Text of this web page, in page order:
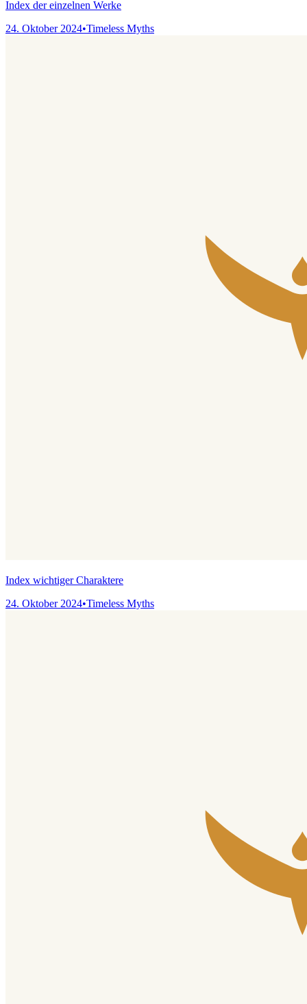
Index der einzelnen Werke
24. Oktober 2024•Timeless Myths
Index wichtiger Charaktere
24. Oktober 2024•Timeless Myths